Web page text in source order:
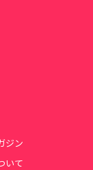
ジン
いて